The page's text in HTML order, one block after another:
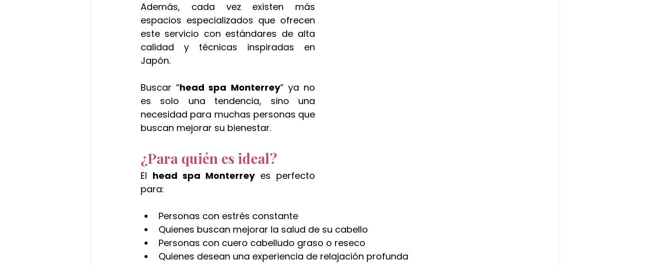
Además, cada vez existen más
espacios especializados que ofrecen
este servicio con estándares de alta
calidad y técnicas inspiradas en
Japón.
Buscar “head spa Monterrey” ya no
es solo una tendencia, sino una
necesidad para muchas personas que
buscan mejorar su bienestar.
¿Para quién es ideal?
El head spa Monterrey es perfecto
para:
Personas con estrés constante
Quienes buscan mejorar la salud de su cabello
Personas con cuero cabelludo graso o reseco
Quienes desean una experiencia de relajación profunda